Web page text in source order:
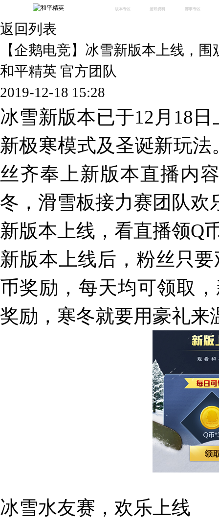
版本专区 游戏资料 赛事专区
体验服 视频中心 腾
返回列表
【企鹅电竞】冰雪新版本上线，
和平精英 官方团队
2019-12-18 15:28
冰雪新版本已于12月18
新极寒模式及圣诞新玩
丝齐奉上新版本直播内
冬，滑雪板接力赛团队欢
新版本上线，看直播领Q
新版本上线后，粉丝只
币奖励，每天均可领取
奖励，寒冬就要用豪礼来
冰雪水友赛，欢乐上线